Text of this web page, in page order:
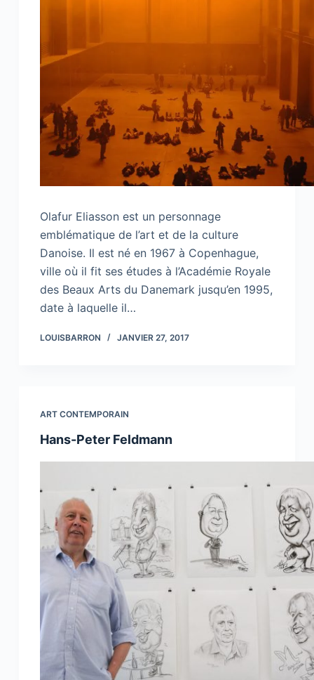
Olafur Eliasson est un personnage
emblématique de l’art et de la culture
Danoise. Il est né en 1967 à Copenhague,
ville où il fit ses études à l’Académie Royale
des Beaux Arts du Danemark jusqu’en 1995,
date à laquelle il…
LOUISBARRON JANVIER 27, 2017
ART CONTEMPORAIN
Hans-Peter Feldmann